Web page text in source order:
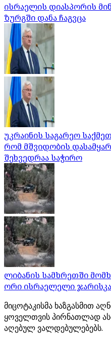
ისრაელის დიასპორის
ზურგში დანა ჩაგვცა
უკრაინის საგარეო
რომ მშვიდობის
შეხვედრაა საჭირო
ლიბანის სამხრეთში
ორი ისრაელელი
მიცოტაკისმა ხაზგასმით
ყოველთვის პირნათლად
აღებულ ვალდებულებებს.